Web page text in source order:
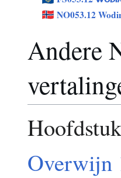
NO053.12
Andere
Overwijn